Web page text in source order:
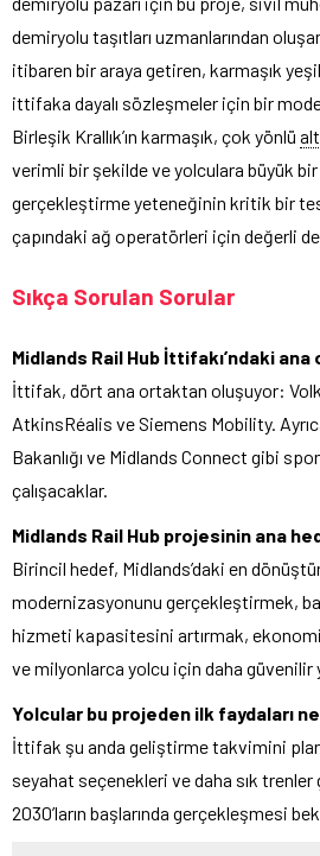
demiryolu taşıtları uzmanlarından
itibaren bir araya getiren, karmaşık
ittifaka dayalı sözleşmeler için bir
Birleşik Krallık’ın karmaşık, çok yönlü
verimli bir şekilde ve yolculara büyük
gerçekleştirme yeteneğinin kritik bir
çapındaki ağ operatörleri için değerli
Sıkça Sorulan Sorular
Midlands Rail Hub İttifakı’ndaki
İttifak, dört ana ortaktan oluşuyor:
AtkinsRéalis ve Siemens Mobility.
Bakanlığı ve Midlands Connect gibi
çalışacaklar.
Midlands Rail Hub projesinin ana
Birincil hedef, Midlands’daki en
modernizasyonunu gerçekleştirmek,
hizmeti kapasitesini artırmak,
ve milyonlarca yolcu için daha güvenilir
Yolcular bu projeden ilk faydaları
İttifak şu anda geliştirme takvimini
seyahat seçenekleri ve daha sık
2030’ların başlarında gerçekleşmesi